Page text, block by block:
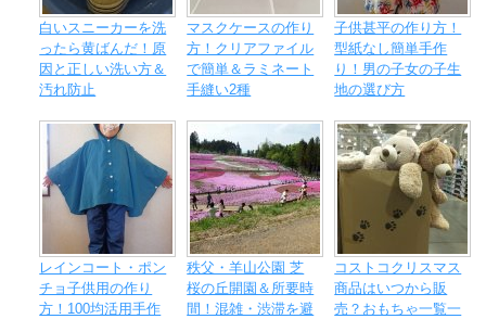
白いスニーカーを洗
ったら黄ばんだ！原
因と正しい洗い方＆
汚れ防止
マスクケースの作り
方！クリアファイル
で簡単＆ラミネート
手縫い2種
子供甚平の作り方！
型紙なし簡単手作
り！男の子女の子生
地の選び方
レインコート・ポン
チョ子供用の作り
方！100均活用手作
秩父・羊山公園 芝
桜の丘開園＆所要時
間！混雑・渋滞を避
コストコクリスマス
商品はいつから販
売？おもちゃ一覧一